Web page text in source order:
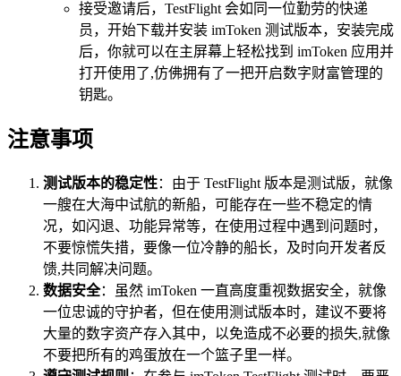
接受邀请后，TestFlight 会如同一位勤劳的快递
员，开始下载并安装 imToken 测试版本，安装完成
后，你就可以在主屏幕上轻松找到 imToken 应用并
打开使用了,仿佛拥有了一把开启数字财富管理的
钥匙。
注意事项
测试版本的稳定性：由于 TestFlight 版本是测试版，就像
一艘在大海中试航的新船，可能存在一些不稳定的情
况，如闪退、功能异常等，在使用过程中遇到问题时，
不要惊慌失措，要像一位冷静的船长，及时向开发者反
馈,共同解决问题。
数据安全：虽然 imToken 一直高度重视数据安全，就像
一位忠诚的守护者，但在使用测试版本时，建议不要将
大量的数字资产存入其中，以免造成不必要的损失,就像
不要把所有的鸡蛋放在一个篮子里一样。